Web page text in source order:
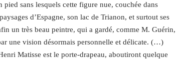
sans lesquels cette figure nue, couchée dans
d’Espagne, son lac de Trianon, et surtout ses
un très beau peintre, qui a gardé, comme M. Guérin,
une vision désormais personnelle et délicate. (…)
Matisse est le porte-drapeau, aboutiront quelque